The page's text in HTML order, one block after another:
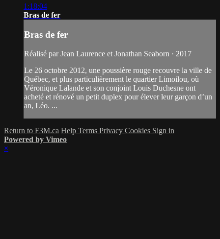
1:18:04
Bras de fer
Bras de fer
Réalisé par Jean Laurence et Jonathan Seaborn · 2017
Le 26 octobre 2012, une poussière rouge recouvre la ville de
Québec, et plus particulièrement le quartier Limoilou, où
Véronique Lalande et son conjoint Louis Duchesne ont
acheté et rénové un petit duplex pour élever leur garçon d’un
an, Léo. ...
Return to F3M.ca Help Terms Privacy Cookies Sign in
Powered by Vimeo
×